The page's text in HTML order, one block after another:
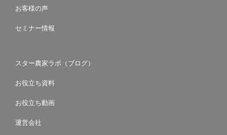
お客様の声
セミナー情報
スター農家ラボ（ブログ）
お役立ち資料
お役立ち動画
運営会社